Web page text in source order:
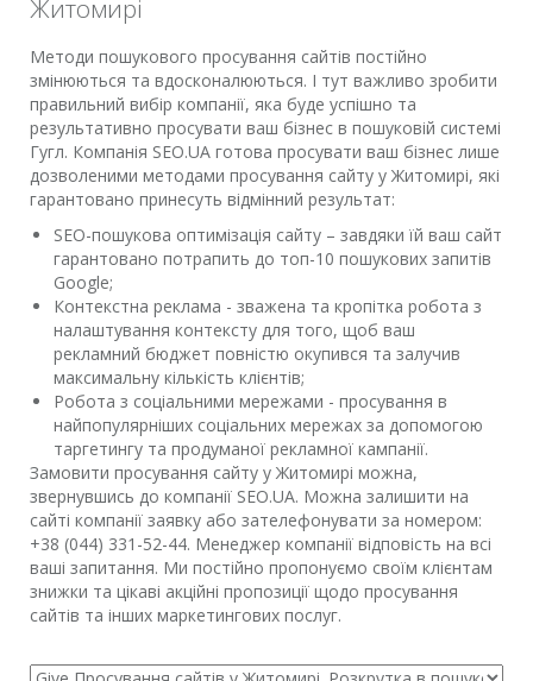
Житомирі
Методи пошукового просування сайтів постійно
змінюються та вдосконалюються. І тут важливо зробити
правильний вибір компанії, яка буде успішно та
результативно просувати ваш бізнес в пошуковій системі
Гугл. Компанія SEO.UA готова просувати ваш бізнес лише
дозволеними методами просування сайту у Житомирі, які
гарантовано принесуть відмінний результат:
SEO-пошукова оптимізація сайту – завдяки їй ваш сайт
гарантовано потрапить до топ-10 пошукових запитів
Google;
Контекстна реклама - зважена та кропітка робота з
налаштування контексту для того, щоб ваш
рекламний бюджет повністю окупився та залучив
максимальну кількість клієнтів;
Робота з соціальними мережами - просування в
найпопулярніших соціальних мережах за допомогою
таргетингу та продуманої рекламної кампанії.
Замовити просування сайту у Житомирі можна,
звернувшись до компанії SEO.UA. Можна залишити на
сайті компанії заявку або зателефонувати за номером:
+38 (044) 331-52-44. Менеджер компанії відповість на всі
ваші запитання. Ми постійно пропонуємо своїм клієнтам
знижки та цікаві акційні пропозиції щодо просування
сайтів та інших маркетингових послуг.